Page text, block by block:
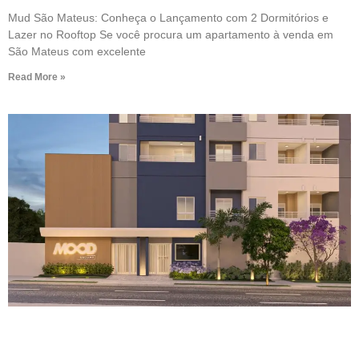
Mud São Mateus: Conheça o Lançamento com 2 Dormitórios e
Lazer no Rooftop Se você procura um apartamento à venda em
São Mateus com excelente
Read More »